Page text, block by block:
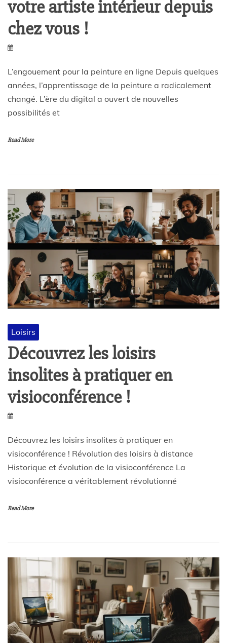
votre artiste intérieur depuis
chez vous !
L’engouement pour la peinture en ligne Depuis quelques
années, l’apprentissage de la peinture a radicalement
changé. L’ère du digital a ouvert de nouvelles
possibilités et
Read More
Loisirs
Découvrez les loisirs
insolites à pratiquer en
visioconférence !
Découvrez les loisirs insolites à pratiquer en
visioconférence ! Révolution des loisirs à distance
Historique et évolution de la visioconférence La
visioconférence a véritablement révolutionné
Read More